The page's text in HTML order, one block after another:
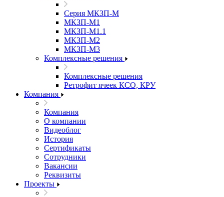
Серия МКЗП-М
МКЗП-М1
МКЗП-М1.1
МКЗП-М2
МКЗП-М3
Комплексные решения
Комплексные решения
Ретрофит ячеек КСО, КРУ
Компания
Компания
О компании
Видеоблог
История
Сертификаты
Сотрудники
Вакансии
Реквизиты
Проекты